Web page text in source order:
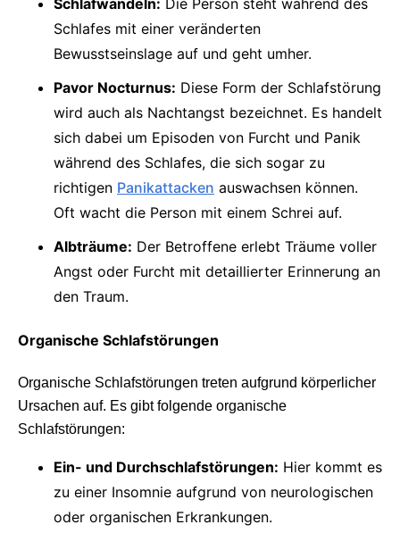
Schlafes mit einer veränderten
Bewusstseinslage auf und geht umher.
Pavor Nocturnus: Diese Form der Schlafstörung
wird auch als Nachtangst bezeichnet. Es handelt
sich dabei um Episoden von Furcht und Panik
während des Schlafes, die sich sogar zu
richtigen Panikattacken auswachsen können.
Oft wacht die Person mit einem Schrei auf.
Albträume: Der Betroffene erlebt Träume voller
Angst oder Furcht mit detaillierter Erinnerung an
den Traum.
Organische Schlafstörungen
Organische Schlafstörungen treten aufgrund körperlicher
Ursachen auf. Es gibt folgende organische
Schlafstörungen:
Ein- und Durchschlafstörungen: Hier kommt es
zu einer Insomnie aufgrund von neurologischen
oder organischen Erkrankungen.